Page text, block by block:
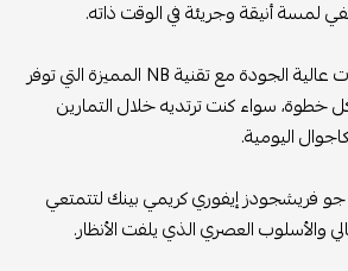
لمسة أنيقة وجريئة في الوقت ذاته.
الحذاء مصنوع من خامات عالية الجودة مع تقنية NB المميزة التي توفر
خطوة، سواء كنت ترتديه خلال التمارين
اليومية.
اختاري نيو بالانس 9060 جو فريشجودز إيفوري كريمي بينك لتتمتعي
والأسلوب العصري الذي يلفت الأنظار.